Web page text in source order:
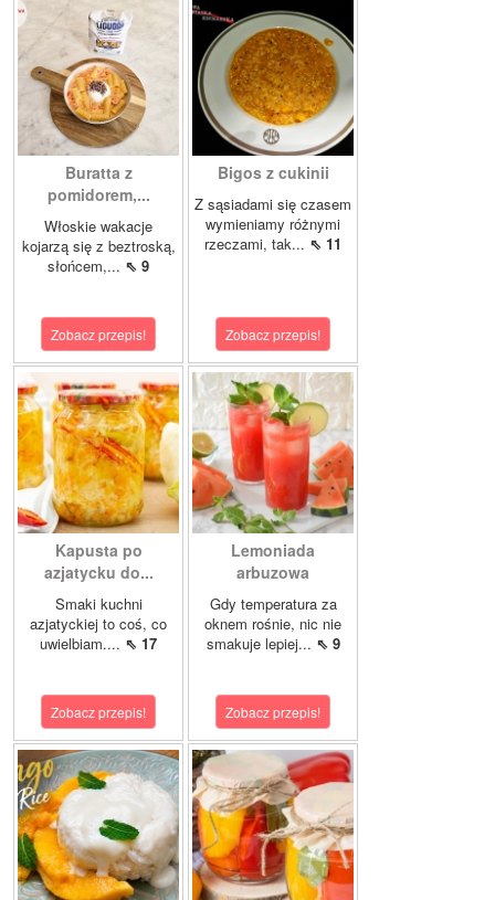
Buratta z
pomidorem,...
Włoskie wakacje
kojarzą się z beztroską,
słońcem,... ⇖ 9
Zobacz przepis!
Bigos z cukinii
Z sąsiadami się czasem
wymieniamy różnymi
rzeczami, tak... ⇖ 11
Zobacz przepis!
Kapusta po
azjatycku do...
Smaki kuchni
azjatyckiej to coś, co
uwielbiam.... ⇖ 17
Zobacz przepis!
Lemoniada
arbuzowa
Gdy temperatura za
oknem rośnie, nic nie
smakuje lepiej... ⇖ 9
Zobacz przepis!